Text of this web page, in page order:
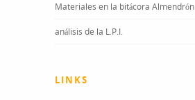
Materiales en la bitácora Almendrón
análisis de la L.P.I.
LINKS